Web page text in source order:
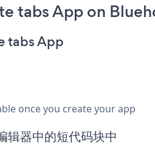
tabs App on
tabs App
once you create your app
器中的短代码块中